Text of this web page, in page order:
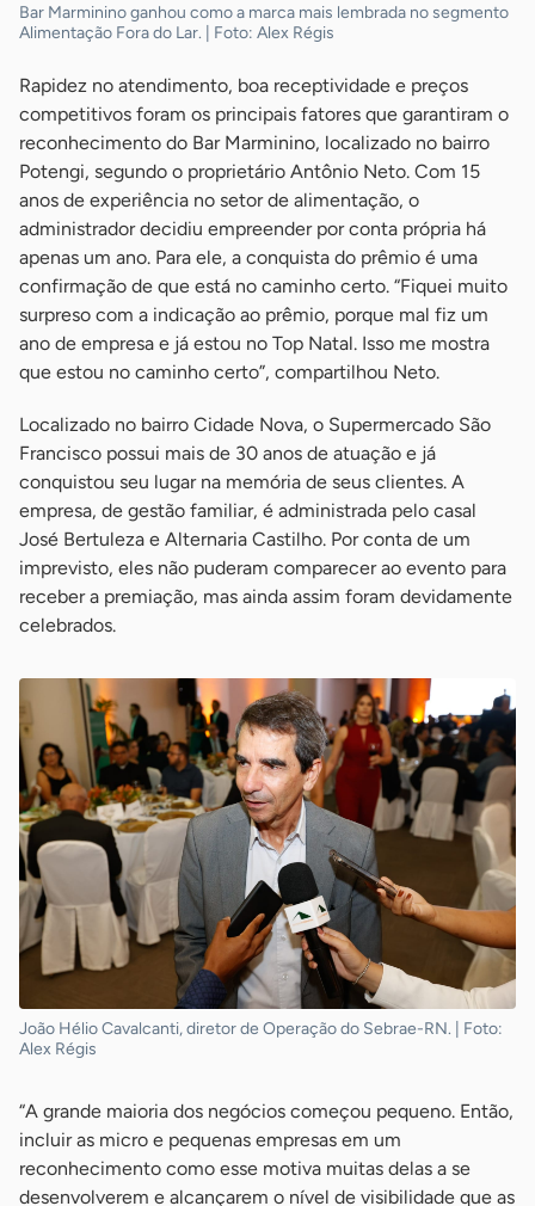
Bar Marminino ganhou como a marca mais lembrada no segmento
Alimentação Fora do Lar. | Foto: Alex Régis
Rapidez no atendimento, boa receptividade e preços
competitivos foram os principais fatores que garantiram o
reconhecimento do Bar Marminino, localizado no bairro
Potengi, segundo o proprietário Antônio Neto. Com 15
anos de experiência no setor de alimentação, o
administrador decidiu empreender por conta própria há
apenas um ano. Para ele, a conquista do prêmio é uma
confirmação de que está no caminho certo. “Fiquei muito
surpreso com a indicação ao prêmio, porque mal fiz um
ano de empresa e já estou no Top Natal. Isso me mostra
que estou no caminho certo”, compartilhou Neto.
Localizado no bairro Cidade Nova, o Supermercado São
Francisco possui mais de 30 anos de atuação e já
conquistou seu lugar na memória de seus clientes. A
empresa, de gestão familiar, é administrada pelo casal
José Bertuleza e Alternaria Castilho. Por conta de um
imprevisto, eles não puderam comparecer ao evento para
receber a premiação, mas ainda assim foram devidamente
celebrados.
João Hélio Cavalcanti, diretor de Operação do Sebrae-RN. | Foto:
Alex Régis
“A grande maioria dos negócios começou pequeno. Então,
incluir as micro e pequenas empresas em um
reconhecimento como esse motiva muitas delas a se
desenvolverem e alcançarem o nível de visibilidade que as